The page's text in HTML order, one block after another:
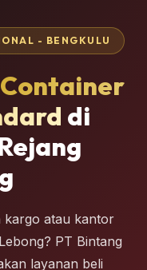
- BENGKULU
Container
di
kargo atau kantor
PT Bintang
layanan beli